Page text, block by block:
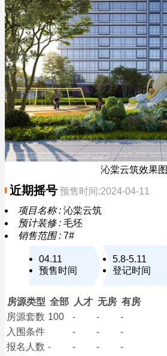
沁棠云筑效果图
近期摇号 预售时间:2024-04-11
项目名称 : 沁棠云筑
预计装修 : 毛坯
销售范围 : 7#
04.11
预售时间
5.8-5.11
登记时间
房源类型 全部 人才 无房 有房
房源套数 100 - -
-
入围条件
- -
-
报名 人数 - - -
-